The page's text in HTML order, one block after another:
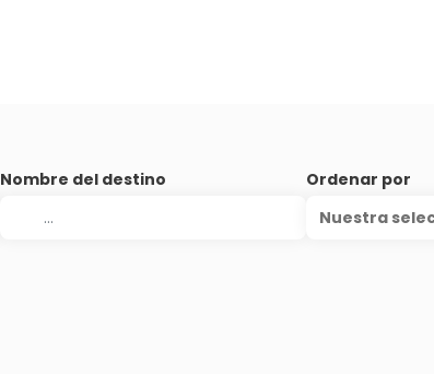
Nombre del destino
Ordenar por
Nuestra